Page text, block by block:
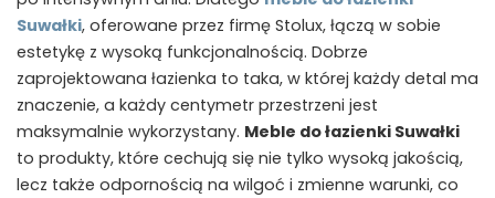
Suwałki, oferowane przez firmę Stolux, łączą w sobie
estetykę z wysoką funkcjonalnością. Dobrze
zaprojektowana łazienka to taka, w której każdy detal ma
znaczenie, a każdy centymetr przestrzeni jest
maksymalnie wykorzystany. Meble do łazienki Suwałki
to produkty, które cechują się nie tylko wysoką jakością,
lecz także odpornością na wilgoć i zmienne warunki, co